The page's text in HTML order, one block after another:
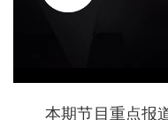
本期节目重点报